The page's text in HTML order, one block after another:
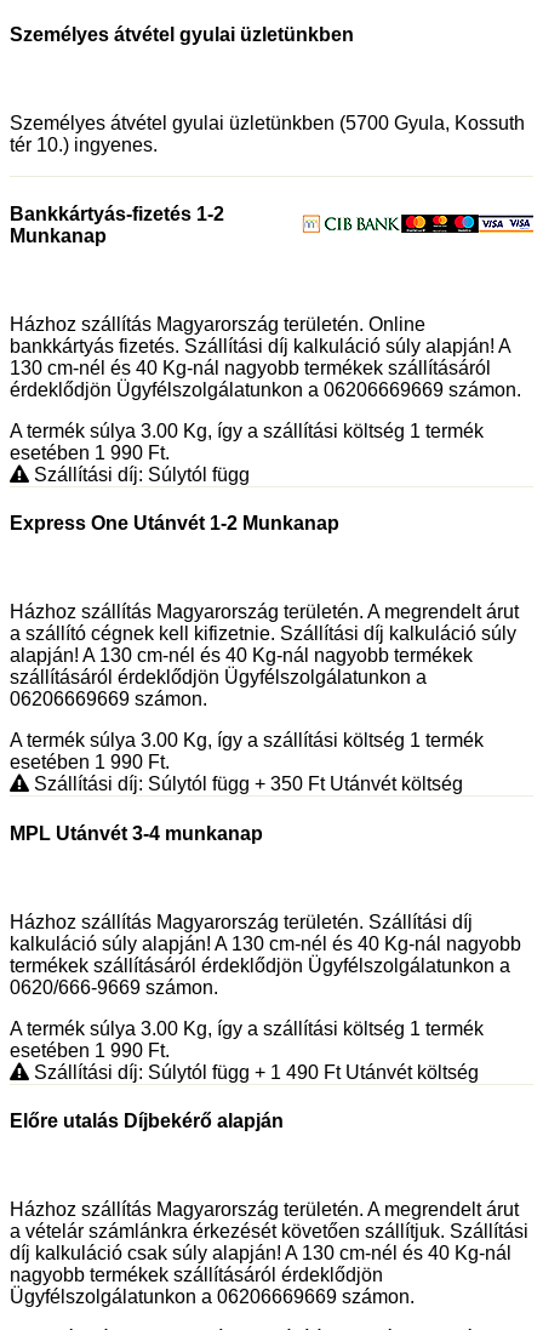
Személyes átvétel gyulai üzletünkben
Személyes átvétel gyulai üzletünkben (5700 Gyula, Kossuth
tér 10.) ingyenes.
Bankkártyás-fizetés 1-2
Munkanap
Házhoz szállítás Magyarország területén. Online
bankkártyás fizetés. Szállítási díj kalkuláció súly alapján! A
130 cm-nél és 40 Kg-nál nagyobb termékek szállításáról
érdeklődjön Ügyfélszolgálatunkon a 06206669669 számon.
A termék súlya 3.00 Kg, így a szállítási költség 1 termék
esetében 1 990 Ft.
Szállítási díj: Súlytól függ
Express One Utánvét 1-2 Munkanap
Házhoz szállítás Magyarország területén. A megrendelt árut
a szállító cégnek kell kifizetnie. Szállítási díj kalkuláció súly
alapján! A 130 cm-nél és 40 Kg-nál nagyobb termékek
szállításáról érdeklődjön Ügyfélszolgálatunkon a
06206669669 számon.
A termék súlya 3.00 Kg, így a szállítási költség 1 termék
esetében 1 990 Ft.
Szállítási díj: Súlytól függ + 350 FtUtánvét költség
MPL Utánvét 3-4 munkanap
Házhoz szállítás Magyarország területén. Szállítási díj
kalkuláció súly alapján! A 130 cm-nél és 40 Kg-nál nagyobb
termékek szállításáról érdeklődjön Ügyfélszolgálatunkon a
0620/666-9669 számon.
A termék súlya 3.00 Kg, így a szállítási költség 1 termék
esetében 1 990 Ft.
Szállítási díj: Súlytól függ + 1 490 FtUtánvét költség
Előre utalás Díjbekérő alapján
Házhoz szállítás Magyarország területén. A megrendelt árut
a vételár számlánkra érkezését követően szállítjuk. Szállítási
díj kalkuláció csak súly alapján! A 130 cm-nél és 40 Kg-nál
nagyobb termékek szállításáról érdeklődjön
Ügyfélszolgálatunkon a 06206669669 számon.